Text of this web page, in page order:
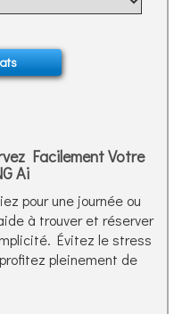
Facilement Votre
Ai
pour une journée ou
à trouver et réserver
Évitez le stress
pleinement de